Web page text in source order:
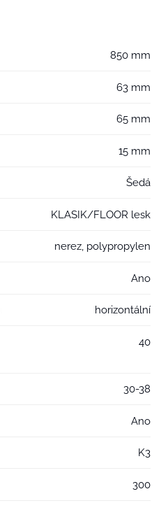
850 mm
63 mm
65 mm
15 mm
Šedá
KLASIK/FLOOR lesk
nerez, polypropylen
Ano
horizontální
40
30-38
Ano
K3
300